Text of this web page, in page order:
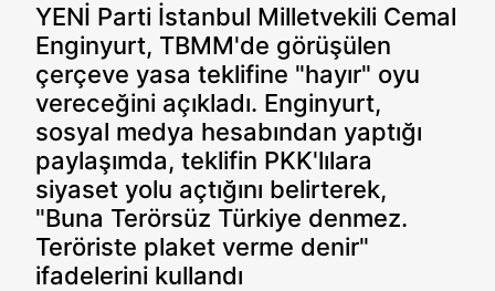
YENİ Parti İstanbul Milletvekili Cemal
Enginyurt, TBMM'de görüşülen
çerçeve yasa teklifine "hayır" oyu
vereceğini açıkladı. Enginyurt,
sosyal medya hesabından yaptığı
paylaşımda, teklifin PKK'lılara
siyaset yolu açtığını belirterek,
"Buna Terörsüz Türkiye denmez.
Teröriste plaket verme denir"
ifadelerini kullandı